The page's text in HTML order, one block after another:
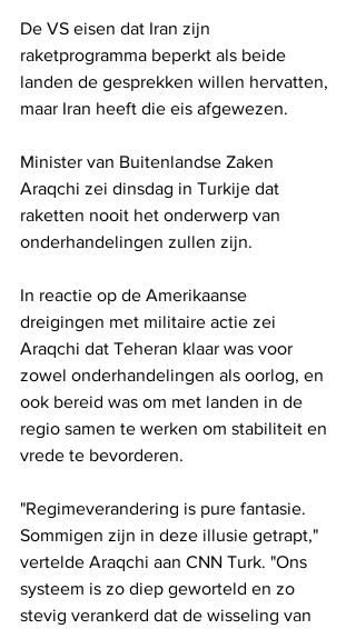
De VS eisen dat Iran zijn
raketprogramma beperkt als beide
landen de gesprekken willen hervatten,
maar Iran heeft die eis afgewezen.
Minister van Buitenlandse Zaken
Araqchi zei dinsdag in Turkije dat
raketten nooit het onderwerp van
onderhandelingen zullen zijn.
In reactie op de Amerikaanse
dreigingen met militaire actie zei
Araqchi dat Teheran klaar was voor
zowel onderhandelingen als oorlog, en
ook bereid was om met landen in de
regio samen te werken om stabiliteit en
vrede te bevorderen.
"Regimeverandering is pure fantasie.
Sommigen zijn in deze illusie getrapt,"
vertelde Araqchi aan CNN Turk. "Ons
systeem is zo diep geworteld en zo
stevig verankerd dat de wisseling van